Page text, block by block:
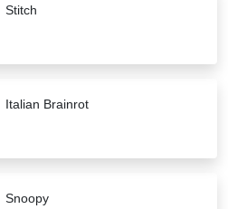
Stitch
Italian Brainrot
Snoopy